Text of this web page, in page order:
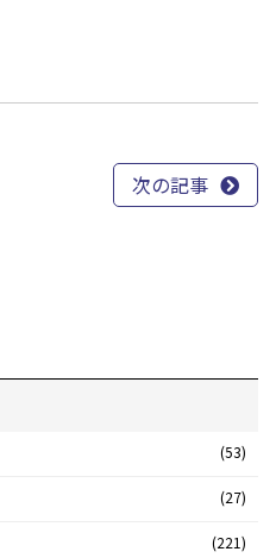
次の記事
(53)
(27)
(221)